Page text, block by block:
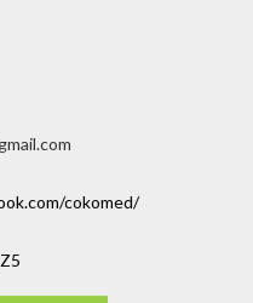
cokomed/